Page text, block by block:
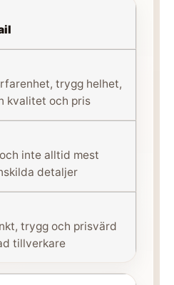
trygg helhet,
kvalitet och pris
inte alltid mest
detaljer
trygg och prisvärd
tillverkare